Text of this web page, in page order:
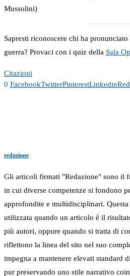
Mussolini)
Sapresti riconoscere chi ha
guerra? Provaci con i quiz della Sala
Citazioni
0 FacebookTwitterPinterestLinkedin
redazione
Gli articoli firmati "Redazione" sono il
in cui diverse competenze si fondono
approfondite e multidisciplinari.
utilizzata quando un articolo è il
più autori, oppure quando si tratta di
riflettono la linea del sito nel suo
impegna a mantenere elevati standard
pur preservando uno stile narrativo